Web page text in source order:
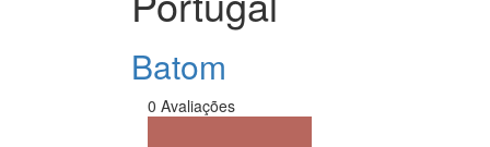
Batom
0 Avaliações